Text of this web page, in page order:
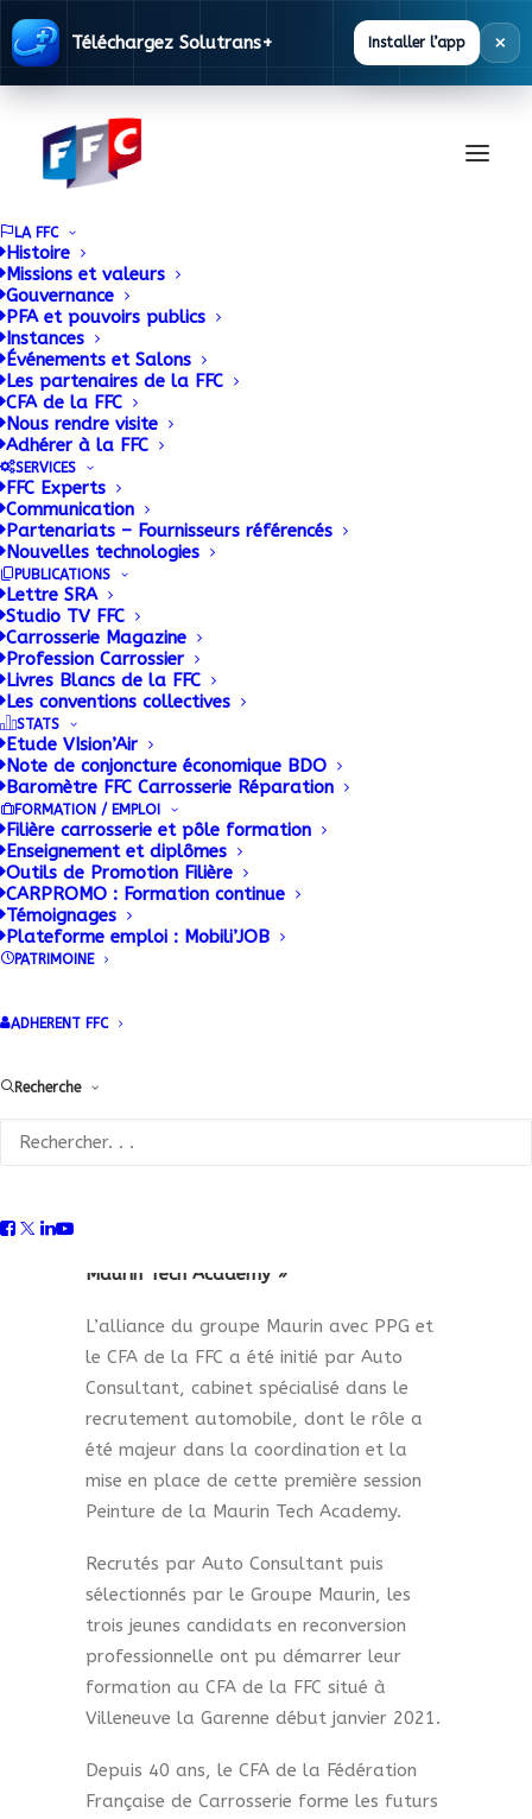
Téléchargez Solutrans+ Installer l’app ×
LA FFC
Histoire
Missions et valeurs
Gouvernance
PFA et pouvoirs publics
Instances
Événements et Salons
Les partenaires de la FFC
CFA de la FFC
Nous rendre visite
Adhérer à la FFC
SERVICES
FFC Experts
Communication
Partenariats – Fournisseurs référencés
Nouvelles technologies
PUBLICATIONS
Lettre SRA
Studio TV FFC
Carrosserie Magazine
Profession Carrossier
Livres Blancs de la FFC
Les conventions collectives
STATS
Etude VIsion’Air
Note de conjoncture économique BDO
Baromètre FFC Carrosserie Réparation
FORMATION / EMPLOI
Filière carrosserie et pôle formation
Enseignement et diplômes
Outils de Promotion Filière
CARPROMO : Formation continue
Témoignages
Plateforme emploi : Mobili’JOB
PATRIMOINE
ADHERENT FFC
Recherche
Un partenariat réussi
entre le Groupe
Maurin, le CFA de la
FFC et le Groupe PPG
Après trois mois de formation au sein du
Groupe Maurin et en partenariat avec le
CFA de la Fédération Française de
Maurin Tech Academy »
L’alliance du groupe Maurin avec PPG et
le CFA de la FFC a été initié par Auto
Consultant, cabinet spécialisé dans le
recrutement automobile, dont le rôle a
été majeur dans la coordination et la
mise en place de cette première session
Peinture de la Maurin Tech Academy.
Recrutés par Auto Consultant puis
sélectionnés par le Groupe Maurin, les
trois jeunes candidats en reconversion
professionnelle ont pu démarrer leur
formation au CFA de la FFC situé à
Villeneuve la Garenne début janvier 2021.
Depuis 40 ans, le CFA de la Fédération
Française de Carrosserie forme les futurs